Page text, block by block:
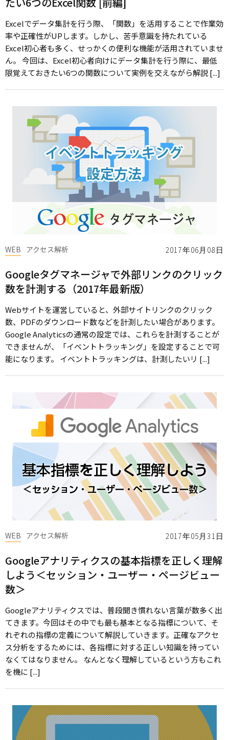
Excelでデータ集計を行う際、「関数」を活用することで作業効
率や正確性がUPします。しかし、苦手意識を持たれている
Excel初心者も多く、せっかくの便利な機能が活用されていませ
ん。 今回は、Excel初心者向けにデータ集計を行う際に、最低
限覚えておきたい6つの関数について実例を交えながら解説 [...]
2017年06月08日
WEB アクセス解析
Googleタグマネージャで外部リンクのクリック
数を計測する（2017年最新版）
Webサイトを運営していると、外部サイトリンクのクリック
数、PDFのダウンロード数などを計測したい場合があります。
Google Analyticsの通常の設定では、これらを計測することが
できませんが、「イベントトラッキング」を設定することで可
能になります。 イベントトラッキングは、計測したいリ [...]
2017年05月31日
WEB アクセス解析
Googleアナリティクスの基本指標を正しく理解
しよう＜セッション・ユーザー・ページビュー
数＞
Googleアナリティクスでは、普段聞き慣れない言葉が数多く出
てきます。今回はその中でも最も基本となる指標について、そ
れぞれの指標の定義について解説していきます。正確なアクセ
ス分析をするためには、各指標に対する正しい知識を持ってい
なくてはなりません。 なんとなく理解しているという方もこれ
を機に [...]